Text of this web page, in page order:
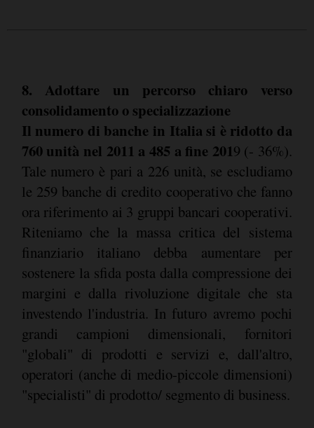
8. Adottare un percorso chiaro verso
consolidamento o specializzazione
Il numero di banche in Italia si è ridotto da
760 unità nel 2011 a 485 a fine 2019 (- 36%).
Tale numero è pari a 226 unità, se escludiamo
le 259 banche di credito cooperativo che fanno
ora riferimento ai 3 gruppi bancari cooperativi.
Riteniamo che la massa critica del sistema
finanziario italiano debba aumentare per
sostenere la sfida posta dalla compressione dei
margini e dalla rivoluzione digitale che sta
investendo l'industria. In futuro avremo pochi
grandi campioni dimensionali, fornitori
"globali" di prodotti e servizi e, dall'altro,
operatori (anche di medio-piccole dimensioni)
"specialisti" di prodotto/ segmento di business.